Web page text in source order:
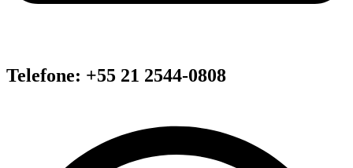
Telefone: +55 21 2544-0808